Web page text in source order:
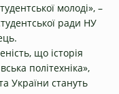
молоді», –
ради НУ
що історія
політехніка»,
України стануть